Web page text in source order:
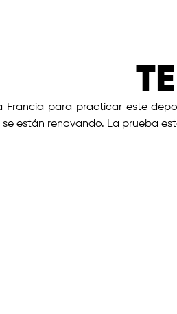
Francia para practicar este
están renovando. La prueba